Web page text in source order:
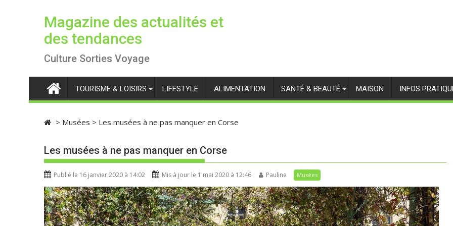
c
n
Magazine des actualités et
des tendances
Culture Sorties Voyage
TOURISME & LOISIRS LIFESTYLE ALIMENTATION SANTÉ & BEAUTÉ MAISON INFOS
> Musées > Les musées à ne pas manquer en Corse
Les musées à ne pas manquer en Corse
Publié le 16 janvier 2020 à 14:02 Mis à jour le 1 mai 2020 à 12:46 Pauline Musées